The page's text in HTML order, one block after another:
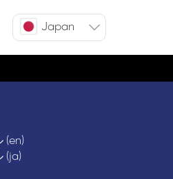
Japan
(en)
(ja)